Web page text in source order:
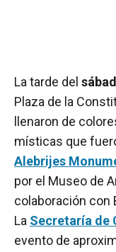
La tarde del
Plaza de la
llenaron de
místicas que
Alebrijes
por el Museo de
colaboración con
La Secretaría de
evento de